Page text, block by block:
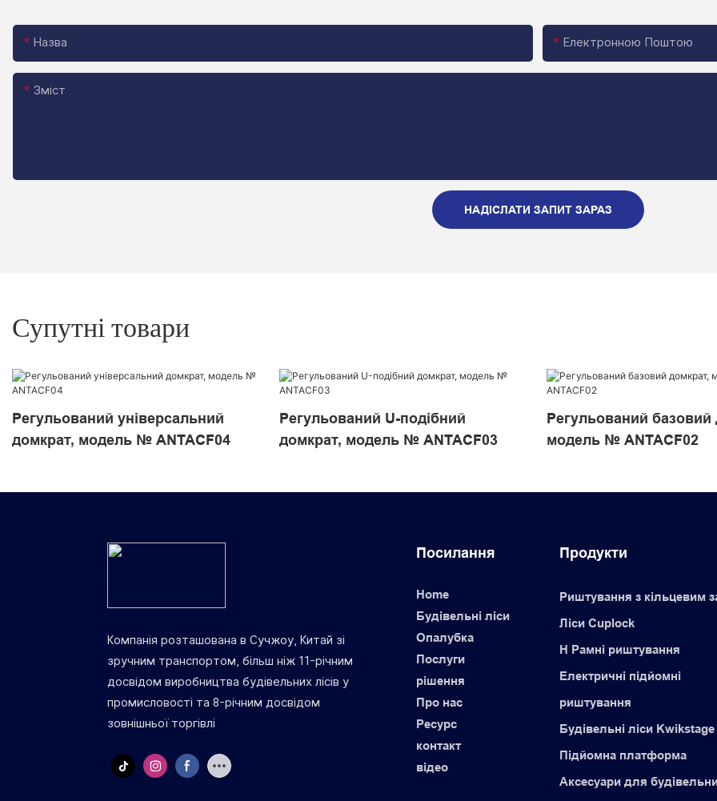
Назва Електронною Поштою
Зміст
НАДІСЛАТИ ЗАПИТ ЗАРАЗ
Супутні товари
Регульований універсальний
домкрат, модель № ANTACF04
Регульований U-подібний
домкрат, модель № ANTACF03
Регульований базовий
модель № ANTACF02
Компанія розташована в Сучжоу, Китай зі
зручним транспортом, більш ніж 11-річним
досвідом виробництва будівельних лісів у
промисловості та 8-річним досвідом
зовнішньої торгівлі
Посилання
Home
Будівельні ліси
Опалубка
Послуги
рішення
Про нас
Ресурс
контакт
відео
Продукти
Риштування з кільцевим
Ліси Cuplock
H Рамні риштування
Електричні підйомні
риштування
Будівельні ліси Kwikstage
Підйомна платформа
Аксесуари для